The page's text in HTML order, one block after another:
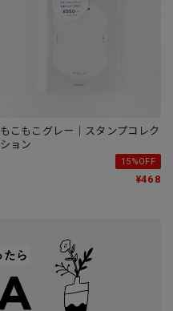
もこもこグレー｜スタンプコレク
ション
15%OFF
¥468